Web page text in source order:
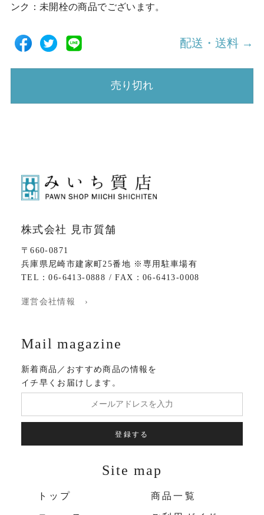
ンク：未開栓の商品でございます。
配送・送料 →
売り切れ
株式会社 見市質舗
〒660-0871
兵庫県尼崎市建家町25番地 ※専用駐車場有
TEL：06-6413-0888 / FAX：06-6413-0008
運営会社情報 ›
Mail magazine
新着商品／おすすめ商品の情報を
イチ早くお届けします。
登録する
Site map
トップ 商品一覧